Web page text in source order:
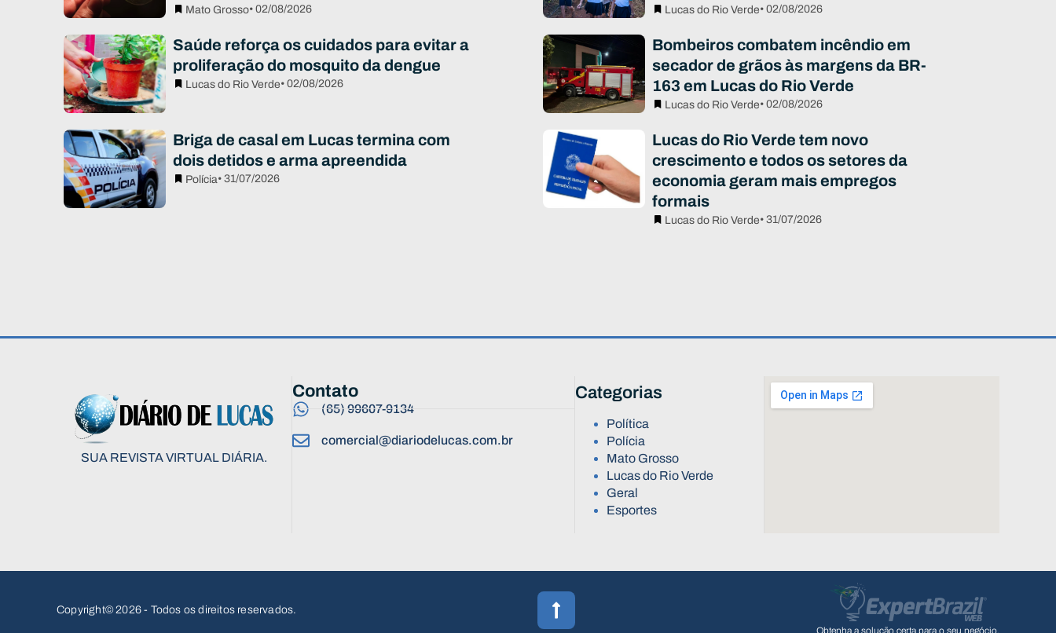
Mato Grosso• 02/08/2026 Lucas do Rio Verde• 02/08/2026
Saúde reforça os cuidados para evitar a
proliferação do mosquito da dengue
Lucas do Rio Verde• 02/08/2026
Bombeiros combatem incêndio em
secador de grãos às margens da BR-
163 em Lucas do Rio Verde
Lucas do Rio Verde• 02/08/2026
Briga de casal em Lucas termina com
dois detidos e arma apreendida
Polícia• 31/07/2026
Lucas do Rio Verde tem novo
crescimento e todos os setores da
economia geram mais empregos
formais
Lucas do Rio Verde• 31/07/2026
SUA REVISTA VIRTUAL DIÁRIA.
Contato
(65) 99607-9134
comercial@diariodelucas.com.br
Categorias
Política
Polícia
Mato Grosso
Lucas do Rio Verde
Geral
Esportes
Copyright© 2026 - Todos os direitos reservados.